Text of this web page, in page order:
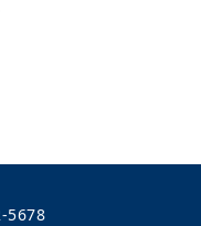
5678